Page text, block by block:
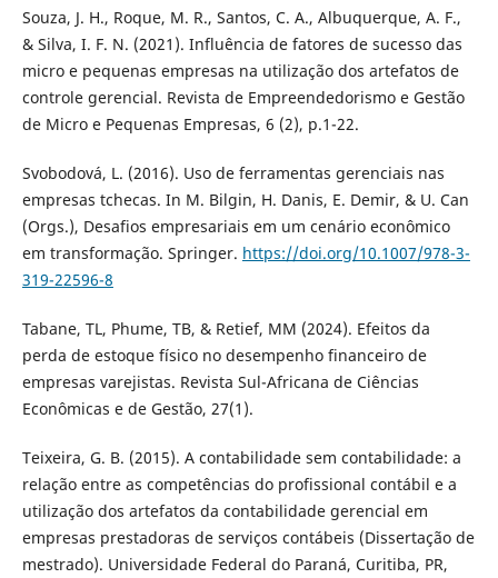
Souza, J. H., Roque, M. R., Santos, C. A., Albuquerque, A. F.,
& Silva, I. F. N. (2021). Influência de fatores de sucesso das
micro e pequenas empresas na utilização dos artefatos de
controle gerencial. Revista de Empreendedorismo e Gestão
de Micro e Pequenas Empresas, 6 (2), p.1-22.
Svobodová, L. (2016). Uso de ferramentas gerenciais nas
empresas tchecas. In M. Bilgin, H. Danis, E. Demir, & U. Can
(Orgs.), Desafios empresariais em um cenário econômico
em transformação. Springer. https://doi.org/10.1007/978-3-
319-22596-8
Tabane, TL, Phume, TB, & Retief, MM (2024). Efeitos da
perda de estoque físico no desempenho financeiro de
empresas varejistas. Revista Sul-Africana de Ciências
Econômicas e de Gestão, 27(1).
Teixeira, G. B. (2015). A contabilidade sem contabilidade: a
relação entre as competências do profissional contábil e a
utilização dos artefatos da contabilidade gerencial em
empresas prestadoras de serviços contábeis (Dissertação de
mestrado). Universidade Federal do Paraná, Curitiba, PR,